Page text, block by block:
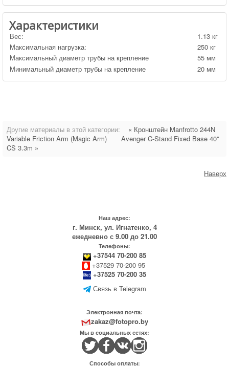
Характеристики
Вес:
1.13 кг
Максимальная нагрузка:
250 кг
Максимальный диаметр трубы на крепление
55 мм
Минимальный диаметр трубы на крепление
20 мм
Другие материалы в этой категории:
« Кронштейн Manfrotto 244N
Variable Friction Arm (Magic Arm)
Avenger C-Stand Fixed Base 40''
CS 3.3m »
Наверх
Наш адрес:
г. Минск, ул. Игнатенко, 4
ежедневно с 9.00 до 21.00
Телефоны:
+37544 70-200 85
+37529 70-200 95
+37525 70-200 35
Связь в Telegram
Электронная почта:
zakaz@fotopro.by
Мы в социальных сетях:
Способы оплаты: